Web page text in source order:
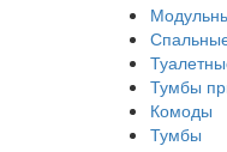
Тумбы
Комоды
Тумбы